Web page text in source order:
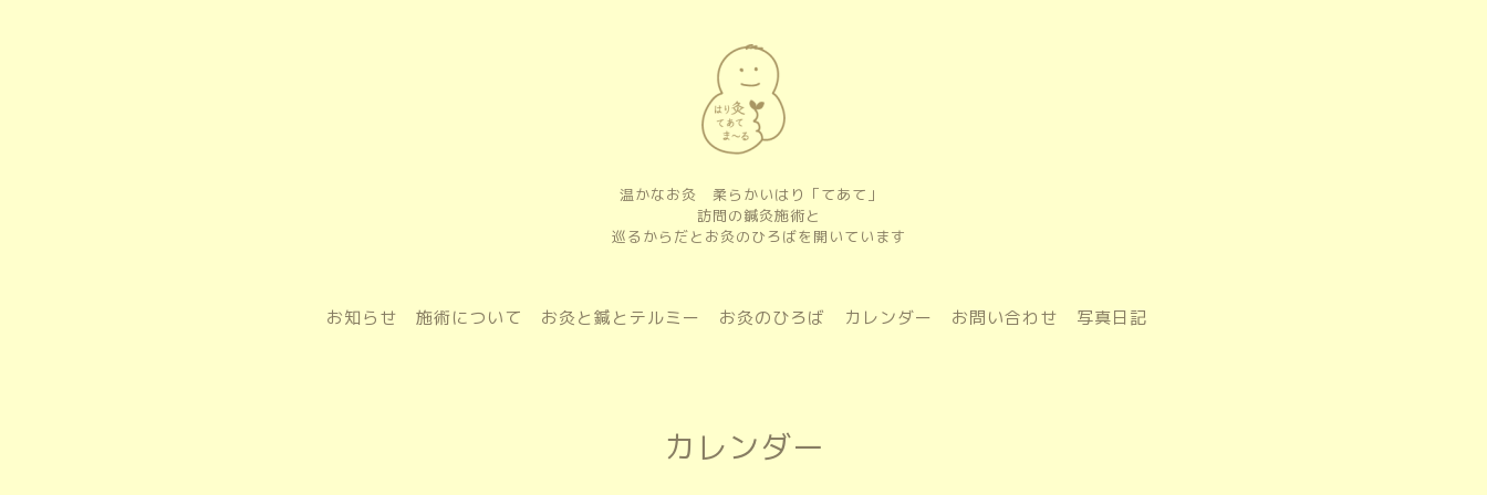
温かなお灸 柔らかいはり「てあて」
訪問の鍼灸施術と
巡るからだとお灸のひろばを開いています
お知らせ 施術について お灸と鍼とテルミー お灸のひろば カレンダー お問い合わせ 写真日記
カレンダー